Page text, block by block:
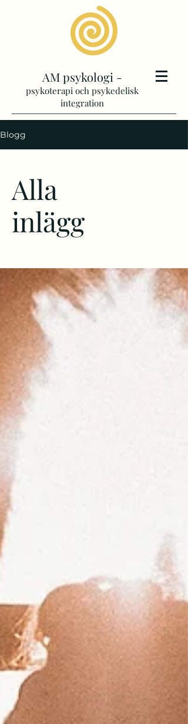
AM psykologi -
psykoterapi och psykedelisk
integration
Blogg
Alla
inlägg